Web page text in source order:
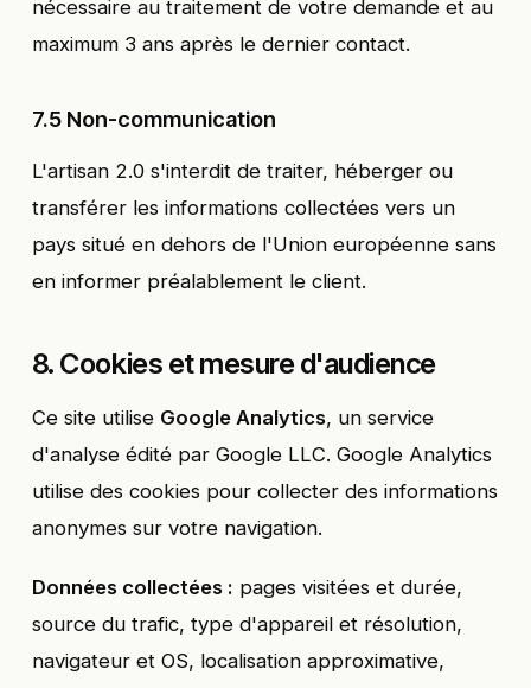
nécessaire au traitement de votre demande et au
maximum 3 ans après le dernier contact.
7.5 Non-communication
L'artisan 2.0 s'interdit de traiter, héberger ou
transférer les informations collectées vers un
pays situé en dehors de l'Union européenne sans
en informer préalablement le client.
8. Cookies et mesure d'audience
Ce site utilise Google Analytics, un service
d'analyse édité par Google LLC. Google Analytics
utilise des cookies pour collecter des informations
anonymes sur votre navigation.
Données collectées : pages visitées et durée,
source du trafic, type d'appareil et résolution,
navigateur et OS, localisation approximative,